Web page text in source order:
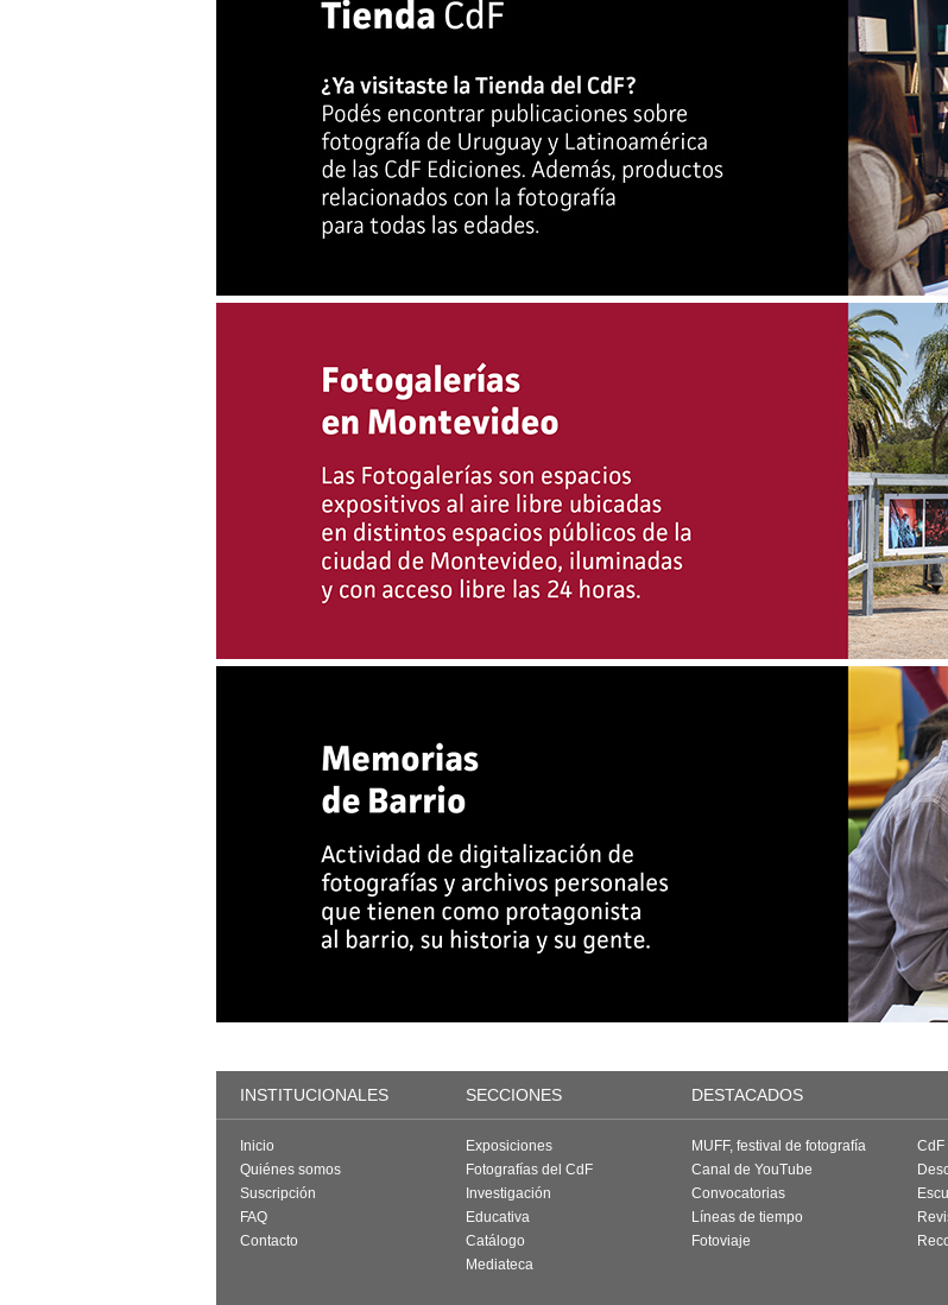
INSTITUCIONALES SECCIONES DESTACADOS
Inicio
Quiénes somos
Suscripción
FAQ
Contacto
Exposiciones
Fotografías del CdF
Investigación
Educativa
Catálogo
Mediateca
MUFF, festival de fotografía
Canal de YouTube
Convocatorias
Líneas de tiempo
Fotoviaje
CdF